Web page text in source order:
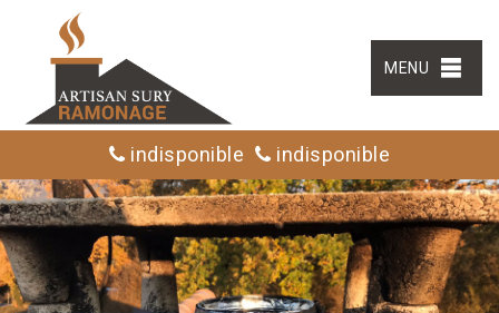
MENU
indisponible indisponible